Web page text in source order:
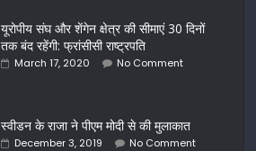
यूरोपीय संघ और शेंगेन क्षेत्र की सीमाएं 30 दिनों
तक बंद रहेंगी: फ्रांसीसी राष्ट्रपति
March 17, 2020 No Comment
स्वीडन के राजा ने पीएम मोदी से की मुलाकात
December 3, 2019 No Comment